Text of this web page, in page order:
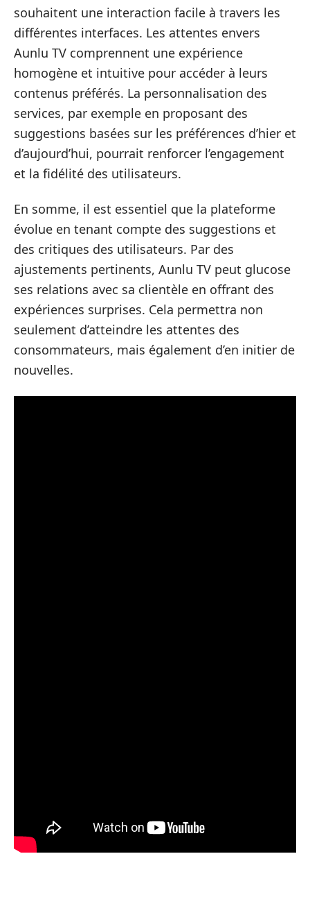
souhaitent une interaction facile à travers les
différentes interfaces. Les attentes envers
Aunlu TV comprennent une expérience
homogène et intuitive pour accéder à leurs
contenus préférés. La personnalisation des
services, par exemple en proposant des
suggestions basées sur les préférences d’hier et
d’aujourd’hui, pourrait renforcer l’engagement
et la fidélité des utilisateurs.
En somme, il est essentiel que la plateforme
évolue en tenant compte des suggestions et
des critiques des utilisateurs. Par des
ajustements pertinents, Aunlu TV peut glucose
ses relations avec sa clientèle en offrant des
expériences surprises. Cela permettra non
seulement d’atteindre les attentes des
consommateurs, mais également d’en initier de
nouvelles.